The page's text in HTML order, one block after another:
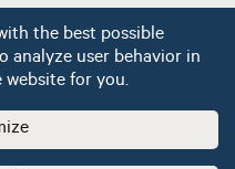
the best possible
analyze user behavior in
for you.